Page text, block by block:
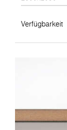
Verfügbarkeit